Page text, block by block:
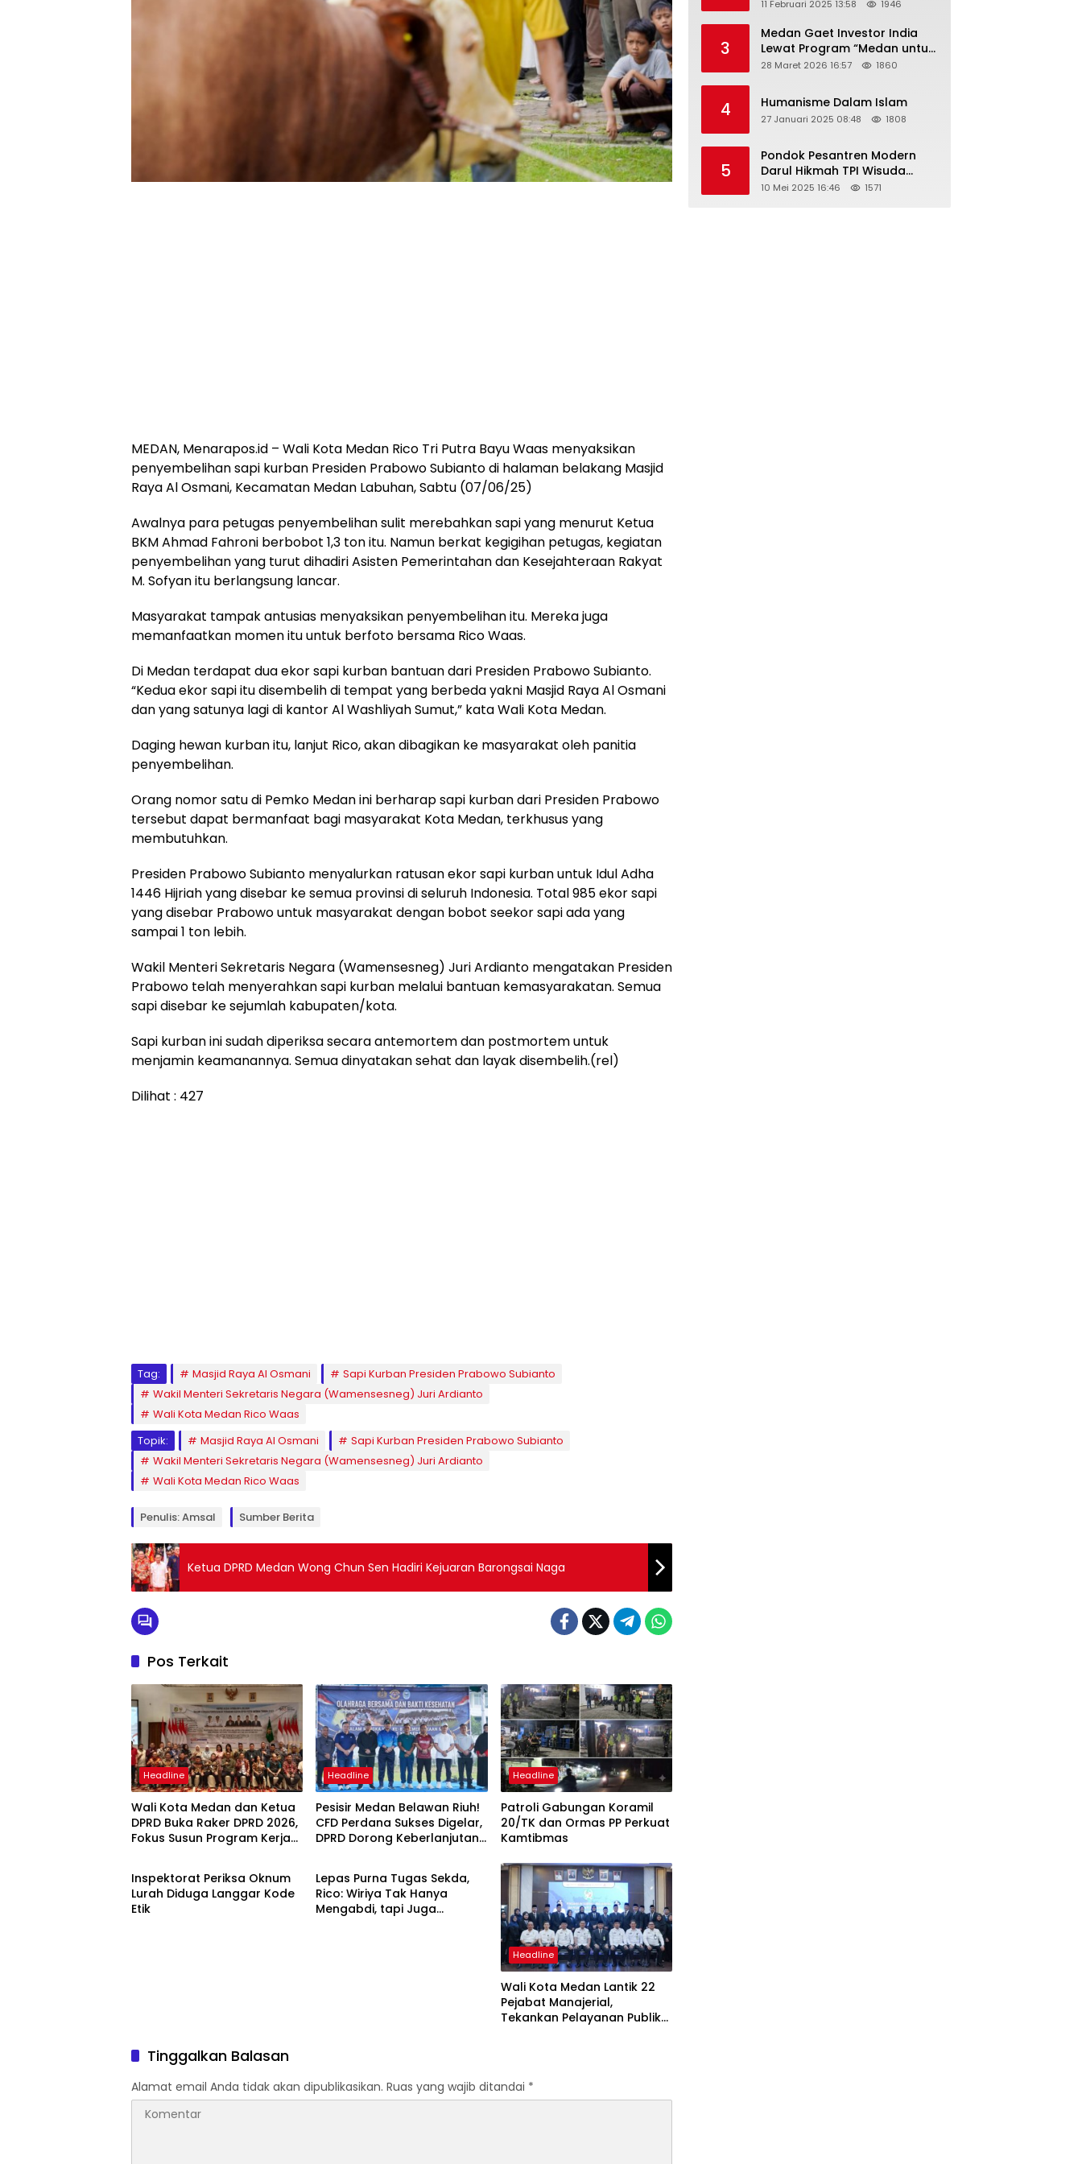
MEDAN, Menarapos.id – Wali Kota Medan Rico Tri Putra Bayu Waas menyaksikan
penyembelihan sapi kurban Presiden Prabowo Subianto di halaman belakang Masjid
Raya Al Osmani, Kecamatan Medan Labuhan, Sabtu (07/06/25)
Awalnya para petugas penyembelihan sulit merebahkan sapi yang menurut Ketua
BKM Ahmad Fahroni berbobot 1,3 ton itu. Namun berkat kegigihan petugas, kegiatan
penyembelihan yang turut dihadiri Asisten Pemerintahan dan Kesejahteraan Rakyat
M. Sofyan itu berlangsung lancar.
Masyarakat tampak antusias menyaksikan penyembelihan itu. Mereka juga
memanfaatkan momen itu untuk berfoto bersama Rico Waas.
Di Medan terdapat dua ekor sapi kurban bantuan dari Presiden Prabowo Subianto.
“Kedua ekor sapi itu disembelih di tempat yang berbeda yakni Masjid Raya Al Osmani
dan yang satunya lagi di kantor Al Washliyah Sumut,” kata Wali Kota Medan.
Daging hewan kurban itu, lanjut Rico, akan dibagikan ke masyarakat oleh panitia
penyembelihan.
Orang nomor satu di Pemko Medan ini berharap sapi kurban dari Presiden Prabowo
tersebut dapat bermanfaat bagi masyarakat Kota Medan, terkhusus yang
membutuhkan.
Presiden Prabowo Subianto menyalurkan ratusan ekor sapi kurban untuk Idul Adha
1446 Hijriah yang disebar ke semua provinsi di seluruh Indonesia. Total 985 ekor sapi
yang disebar Prabowo untuk masyarakat dengan bobot seekor sapi ada yang
sampai 1 ton lebih.
Wakil Menteri Sekretaris Negara (Wamensesneg) Juri Ardianto mengatakan Presiden
Prabowo telah menyerahkan sapi kurban melalui bantuan kemasyarakatan. Semua
sapi disebar ke sejumlah kabupaten/kota.
Sapi kurban ini sudah diperiksa secara antemortem dan postmortem untuk
menjamin keamanannya. Semua dinyatakan sehat dan layak disembelih.(rel)
Dilihat : 427
Tag: Masjid Raya Al Osmani
Sapi Kurban Presiden Prabowo Subianto
Wakil Menteri Sekretaris Negara (Wamensesneg) Juri Ardianto
Wali Kota Medan Rico Waas
Topik:
Masjid Raya Al Osmani
Sapi Kurban Presiden Prabowo Subianto
Wakil Menteri Sekretaris Negara (Wamensesneg) Juri Ardianto
Wali Kota Medan Rico Waas
Penulis: Amsal Sumber Berita
Ketua DPRD Medan Wong Chun Sen Hadiri Kejuaran Barongsai Naga
Pos Terkait
Headline
Wali Kota Medan dan Ketua
DPRD Buka Raker DPRD 2026,
Fokus Susun Program Kerja
Headline
Pesisir Medan Belawan Riuh!
CFD Perdana Sukses Digelar,
DPRD Dorong Keberlanjutan
Headline
Patroli Gabungan Koramil
20/TK dan Ormas PP Perkuat
Kamtibmas
Headline
Inspektorat Periksa Oknum
Lurah Diduga Langgar Kode
Etik
Headline
Lepas Purna Tugas Sekda,
Rico: Wiriya Tak Hanya
Mengabdi, tapi Juga
Headline
Wali Kota Medan Lantik 22
Pejabat Manajerial,
Tekankan Pelayanan Publik
Tinggalkan Balasan
Alamat email Anda tidak akan dipublikasikan. Ruas yang wajib ditandai *
11 Februari 2025 13:58 1946
3
Medan Gaet Investor India
Lewat Program “Medan untuk
Semua”
28 Maret 2026 16:57 1860
4 Humanisme Dalam Islam
27 Januari 2025 08:48 1808
5
Pondok Pesantren Modern
Darul Hikmah TPI Wisuda
Santri/Santriwati Angkatan
10 Mei 2025 16:46 1571